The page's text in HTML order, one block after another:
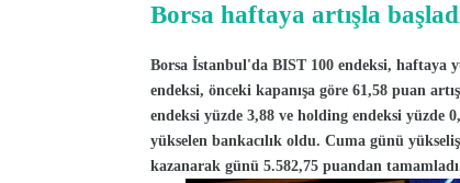
Borsa haftaya artışla
Borsa İstanbul'da BIST 100 endeksi, haftaya
endeksi, önceki kapanışa göre 61,58 puan
endeksi yüzde 3,88 ve holding endeksi yüzde
yükselen bankacılık oldu. Cuma günü
kazanarak günü 5.582,75 puandan